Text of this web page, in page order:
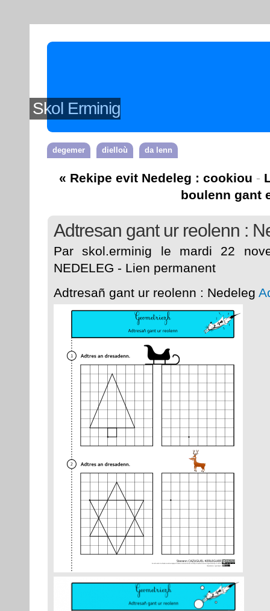
Skol Erminig
degemer dielloù da lenn
« Rekipe evit Nedeleg : cookiou -
boulenn gant
Adtresan gant ur reolenn :
Par skol.erminig le mardi 22
NEDELEG - Lien permanent
Adtresañ gant ur reolenn : Nedeleg